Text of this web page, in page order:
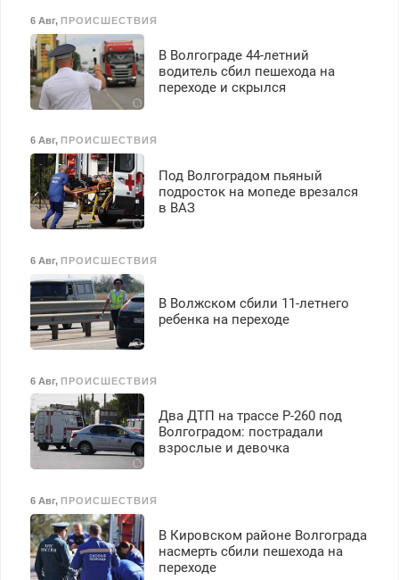
6 Авг, ПРОИСШЕСТВИЯ
В Волгограде 44-летний
водитель сбил пешехода на
переходе и скрылся
6 Авг, ПРОИСШЕСТВИЯ
Под Волгоградом пьяный
подросток на мопеде врезался
в ВАЗ
6 Авг, ПРОИСШЕСТВИЯ
В Волжском сбили 11-летнего
ребенка на переходе
6 Авг, ПРОИСШЕСТВИЯ
Два ДТП на трассе Р-260 под
Волгоградом: пострадали
взрослые и девочка
6 Авг, ПРОИСШЕСТВИЯ
В Кировском районе Волгограда
насмерть сбили пешехода на
переходе